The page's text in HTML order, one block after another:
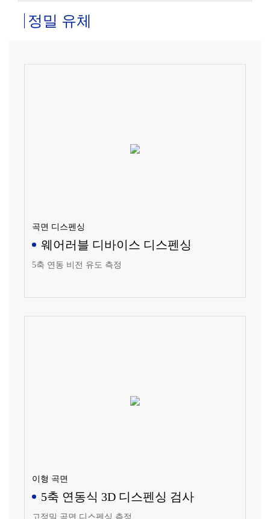
정밀 유체
곡면 디스펜싱
웨어러블 디바이스 디스펜싱
5축 연동 비전 유도 측정
이형 곡면
5축 연동식 3D 디스펜싱 검사
고정밀 곡면 디스펜싱 측정